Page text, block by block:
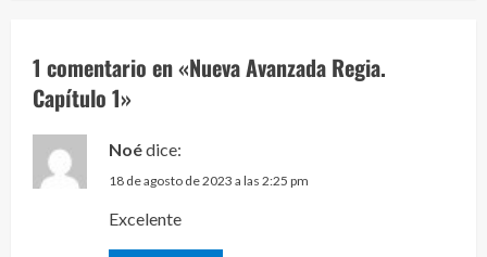
l
e
e
1 comentario en «Nueva Avanzada Regia.
Capítulo 1»
Noédice:
18 de agosto de 2023 a las 2:25 pm
Excelente